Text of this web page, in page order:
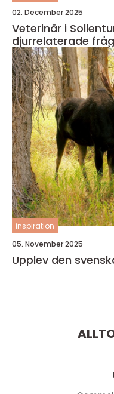
02. December 2025
Veterinär i
djurrelaterade
inspiration
05. November 2025
Upplev den